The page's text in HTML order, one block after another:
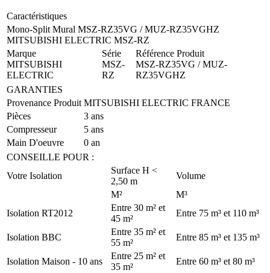
Caractéristiques
Mono-Split Mural MSZ-RZ35VG / MUZ-RZ35VGHZ
MITSUBISHI ELECTRIC MSZ-RZ
Marque
MITSUBISHI
ELECTRIC
Série
MSZ-
RZ
Référence Produit
MSZ-RZ35VG / MUZ-
RZ35VGHZ
GARANTIES
Provenance Produit MITSUBISHI ELECTRIC FRANCE
Pièces
3 ans
Compresseur
5 ans
Main D'oeuvre
0 an
CONSEILLE POUR :
Votre Isolation
Surface H <
2,50 m
Volume
M²
M³
Isolation RT2012
Entre 30 m² et
45 m²
Entre 75 m³ et 110 m³
Isolation BBC
Entre 35 m² et
55 m²
Entre 85 m³ et 135 m³
Isolation Maison - 10 ans
Entre 25 m² et
35 m²
Entre 60 m³ et 80 m³